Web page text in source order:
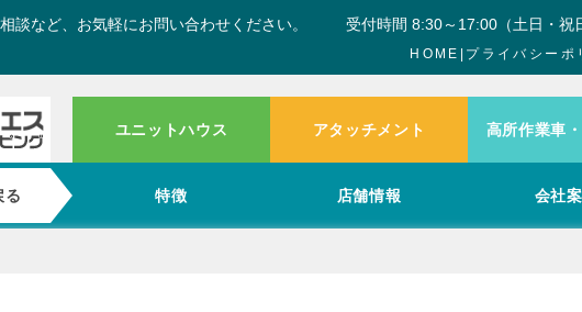
受付時間 8:30～17:00（土日・祝
談など、お気軽にお問い合わせください。
HOME プライバシーポ
ユニットハウス アタッチメント 高所作業車
る 特徴 店舗情報 会社